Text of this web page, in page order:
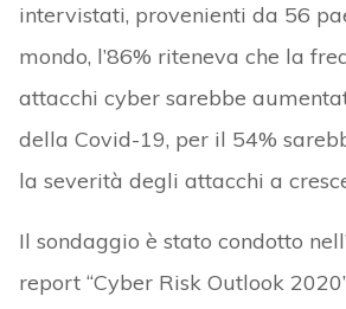
intervistati, provenienti da 56
mondo, l’86% riteneva che la
attacchi cyber sarebbe
della Covid-19, per il 54%
la severità degli attacchi a
Il sondaggio è stato condotto
report “Cyber Risk Outlook